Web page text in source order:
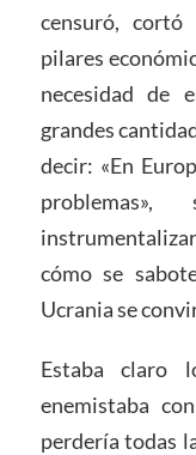
censuró,
pilares
necesidad de
grandes
decir: «En
cómo se
Ucrania se
Estaba claro
enemistaba
perdería todas